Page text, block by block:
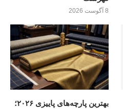
8 آگوست 2026
بهترین پارچه‌های پاییزی ۲۰۲۶؛